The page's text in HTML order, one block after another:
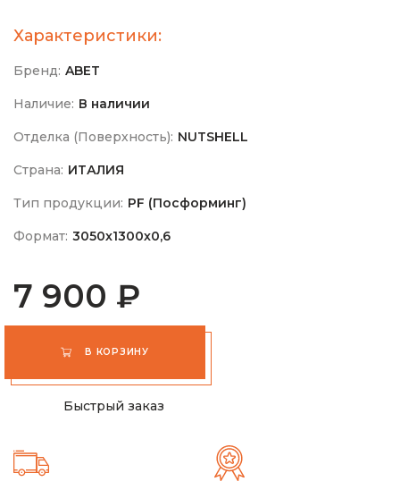
Характеристики:
Бренд: ABET
Наличие: В наличии
Отделка (Поверхность): NUTSHELL
Страна: ИТАЛИЯ
Тип продукции: PF (Посформинг)
Формат: 3050х1300х0,6
7 900 ₽
В КОРЗИНУ
Быстрый заказ